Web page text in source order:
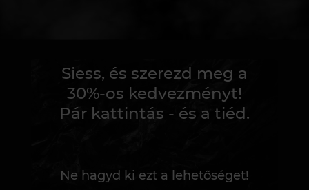
Siess, és szerezd meg a
30%-os kedvezményt!
Pár kattintás - és a tiéd.
Ne hagyd ki ezt a lehetőséget!